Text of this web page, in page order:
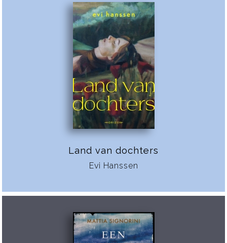
Land van dochters
Evi Hanssen